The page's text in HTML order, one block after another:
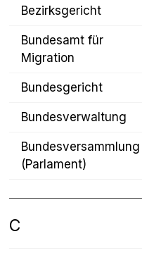
Bezirksgericht
Bundesamt für
Migration
Bundesgericht
Bundesverwaltung
Bundesversammlung
(Parlament)
C